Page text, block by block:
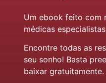
Um ebook feito com
médicas
Encontre todas as
seu sonho! Basta
baixar gratuitamente.